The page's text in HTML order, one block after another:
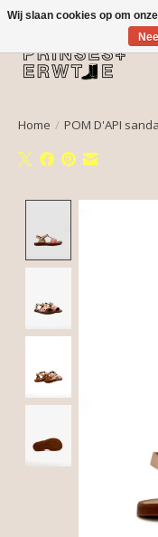
Home / POM D'API
Wij slaan cookies op om
Nee